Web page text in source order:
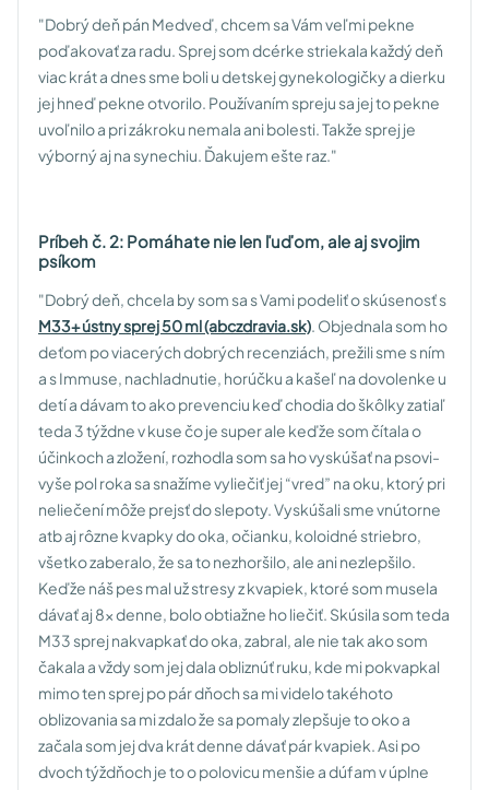
"Dobrý deň pán Medveď, chcem sa Vám veľmi pekne
poďakovať za radu. Sprej som dcérke striekala každý deň
viac krát a dnes sme boli u detskej gynekologičky a dierku
jej hneď pekne otvorilo. Používaním spreju sa jej to pekne
uvoľnilo a pri zákroku nemala ani bolesti. Takže sprej je
výborný aj na synechiu. Ďakujem ešte raz."
Príbeh č. 2: Pomáhate nie len ľuďom, ale aj svojim
psíkom
"Dobrý deň, chcela by som sa s Vami podeliť o skúsenosť s
M33+ ústny sprej 50 ml (abczdravia.sk). Objednala som ho
deťom po viacerých dobrých recenziách, prežili sme s ním
a s Immuse, nachladnutie, horúčku a kašeľ na dovolenke u
detí a dávam to ako prevenciu keď chodia do škôlky zatiaľ
teda 3 týždne v kuse čo je super ale keďže som čítala o
účinkoch a zložení, rozhodla som sa ho vyskúšať na psovi-
vyše pol roka sa snažíme vyliečiť jej “vred” na oku, ktorý pri
neliečení môže prejsť do slepoty. Vyskúšali sme vnútorne
atb aj rôzne kvapky do oka, očianku, koloidné striebro,
všetko zaberalo, že sa to nezhoršilo, ale ani nezlepšilo.
Keďže náš pes mal už stresy z kvapiek, ktoré som musela
dávať aj 8x denne, bolo obtiažne ho liečiť. Skúsila som teda
M33 sprej nakvapkať do oka, zabral, ale nie tak ako som
čakala a vždy som jej dala obliznúť ruku, kde mi pokvapkal
mimo ten sprej po pár dňoch sa mi videlo takéhoto
oblizovania sa mi zdalo že sa pomaly zlepšuje to oko a
začala som jej dva krát denne dávať pár kvapiek. Asi po
dvoch týždňoch je to o polovicu menšie a dúfam v úplne